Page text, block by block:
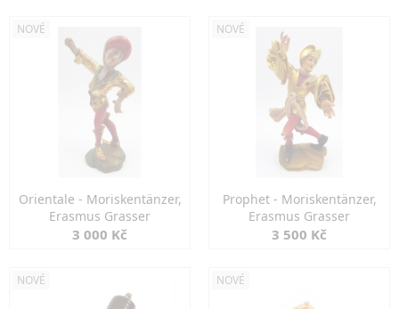
NOVÉ
Orientale - Moriskentänzer,
Erasmus Grasser
3 000 Kč
NOVÉ
Prophet - Moriskentänzer,
Erasmus Grasser
3 500 Kč
NOVÉ NOVÉ